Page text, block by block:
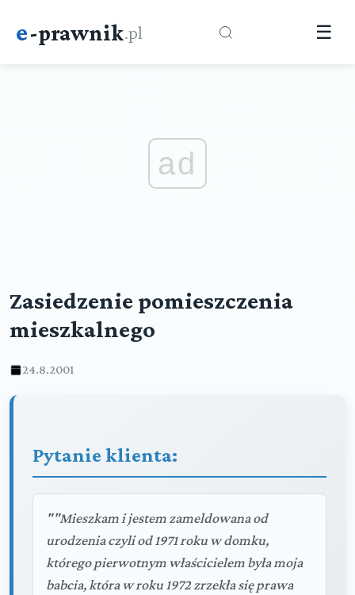
e-prawnik.pl ☰
ad
Zasiedzenie pomieszczenia
mieszkalnego
24.8.2001
Pytanie klienta:
""Mieszkam i jestem zameldowana od
urodzenia czyli od 1971 roku w domku,
którego pierwotnym właścicielem była moja
babcia, która w roku 1972 zrzekła się prawa